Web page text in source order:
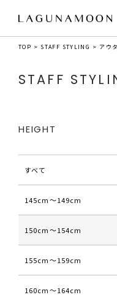
TOP STAFF STYLING アウ
STAFF
HEIGHT
すべて
145cm〜149cm
150cm〜154cm
155cm〜159cm
160cm〜164cm